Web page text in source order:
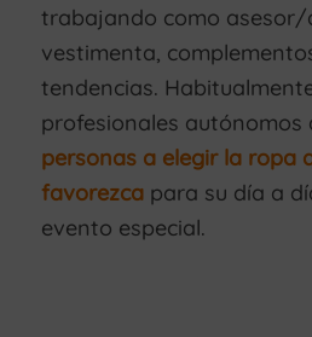
trabajando como asesor/
vestimenta,
tendencias.
profesionales autónomos
personas a elegir la ropa
favorezcapara su día a
evento especial.